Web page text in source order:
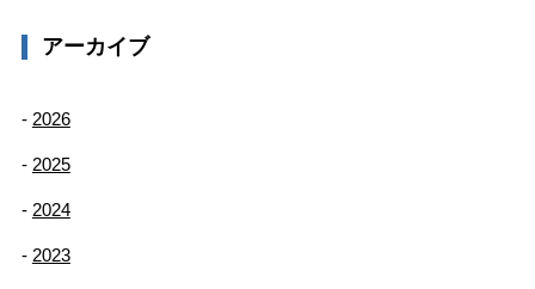
アーカイブ
2026
2025
2024
2023